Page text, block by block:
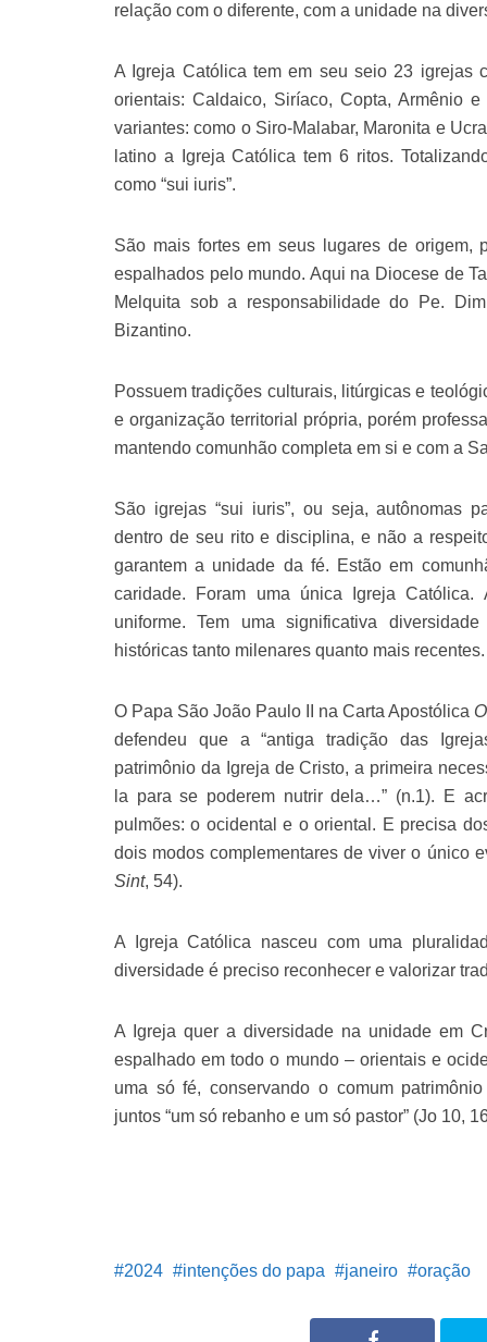
relação com o diferente, com a unidade na
A Igreja Católica tem em seu seio 23 igrejas
orientais: Caldaico, Siríaco, Copta, Armênio
variantes: como o Siro-Malabar, Maronita e
latino a Igreja Católica tem 6 ritos.
como “sui iuris”.
São mais fortes em seus lugares de origem,
espalhados pelo mundo. Aqui na Diocese de
Melquita sob a responsabilidade do Pe.
Bizantino.
Possuem tradições culturais, litúrgicas e
e organização territorial própria, porém
mantendo comunhão completa em si e com a
São igrejas “sui iuris”, ou seja, autônomas
dentro de seu rito e disciplina, e não a
garantem a unidade da fé. Estão em
caridade. Foram uma única Igreja
uniforme. Tem uma significativa
históricas tanto milenares quanto mais recentes.
O Papa São João Paulo II na Carta Apostólica
defendeu que a “antiga tradição das
patrimônio da Igreja de Cristo, a primeira
la para se poderem nutrir dela…” (n.1). E
pulmões: o ocidental e o oriental. E precisa
dois modos complementares de viver o único
Sint, 54).
A Igreja Católica nasceu com uma
diversidade é preciso reconhecer e valorizar
A Igreja quer a diversidade na unidade em
espalhado em todo o mundo – orientais e
uma só fé, conservando o comum
juntos “um só rebanho e um só pastor” (Jo 10,
2024 intenções do papa janeiro oração